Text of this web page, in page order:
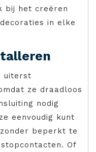
bij het creëren
in elke
uiterst
ze draadloos
nodig
eenvoudig kunt
beperkt te
Of